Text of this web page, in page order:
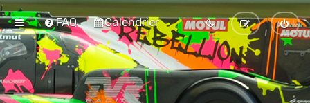
FAQ Calendrier